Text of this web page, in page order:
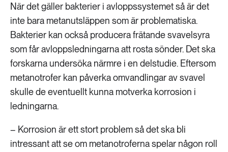
När det gäller bakterier i avloppssystemet så är det
inte bara metanutsläppen som är problematiska.
Bakterier kan också producera frätande svavelsyra
som får avloppsledningarna att rosta sönder. Det ska
forskarna undersöka närmre i en delstudie. Eftersom
metanotrofer kan påverka omvandlingar av svavel
skulle de eventuellt kunna motverka korrosion i
ledningarna.
– Korrosion är ett stort problem så det ska bli
intressant att se om metanotroferna spelar någon roll